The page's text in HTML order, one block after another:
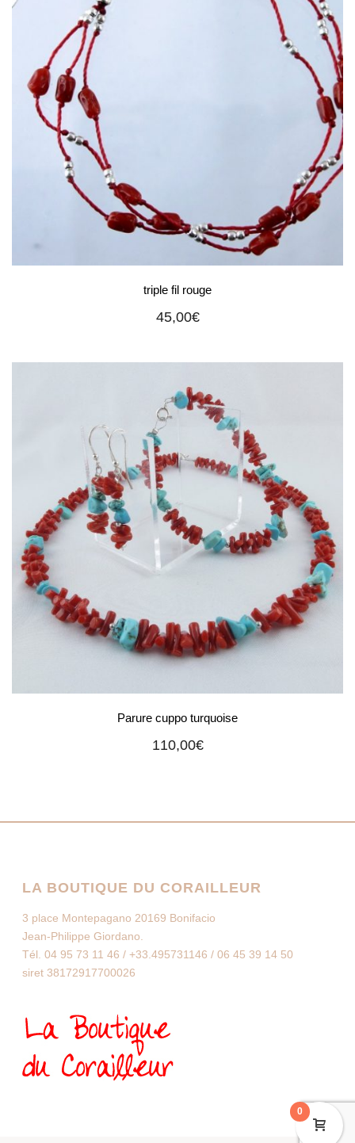
triple fil rouge
45,00€
Parure cuppo turquoise
110,00€
LA BOUTIQUE DU CORAILLEUR
3 place Montepagano 20169 Bonifacio
Jean-Philippe Giordano.
Tél. 04 95 73 11 46 / +33.495731146 / 06 45 39 14 50
siret 38172917700026
0